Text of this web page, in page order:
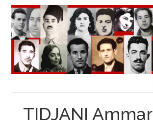
TIDJANI Ammar